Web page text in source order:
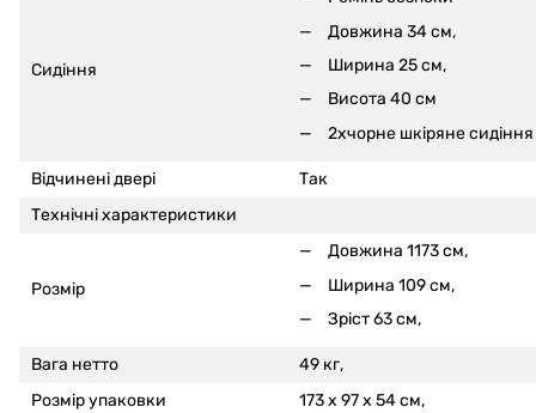
Сидіння
Довжина 34 см,
Ширина 25 см,
Висота 40 см
2xчорне шкіряне сидіння
Відчинені двері
Так
Технічні характеристики
Розмір
Довжина 1173 см,
Ширина 109 см,
Зріст 63 см,
Вага нетто
49 кг,
Розмір упаковки
173 x 97 x 54 см,